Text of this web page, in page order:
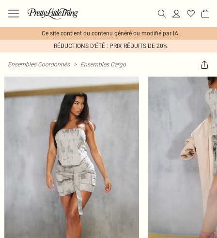
Ce site contient du contenu généré ou modifié par IA.
RÉDUCTIONS D'ÉTÉ : PRIX RÉDUITS DE 20%
Ensembles Coordonnés > Ensembles Cargo